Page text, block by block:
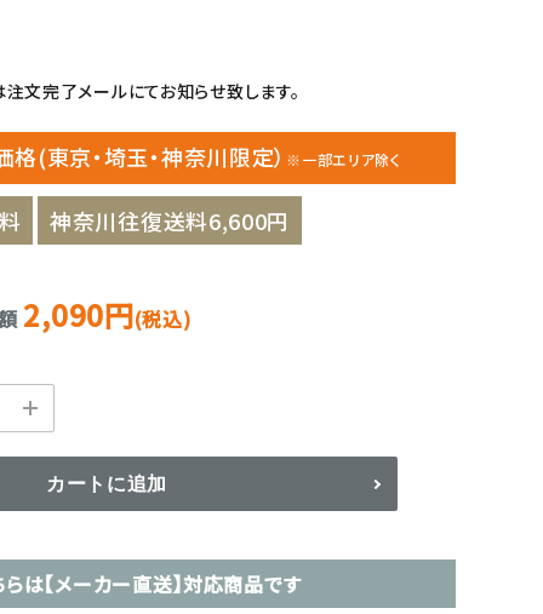
文完了メールにてお知らせ致します。
格(東京・埼玉・神奈川限定） ※一部エリア除く
神奈川往復送料6,600円
2,090円(税込)
カートに追加
らは【メーカー直送】対応商品です